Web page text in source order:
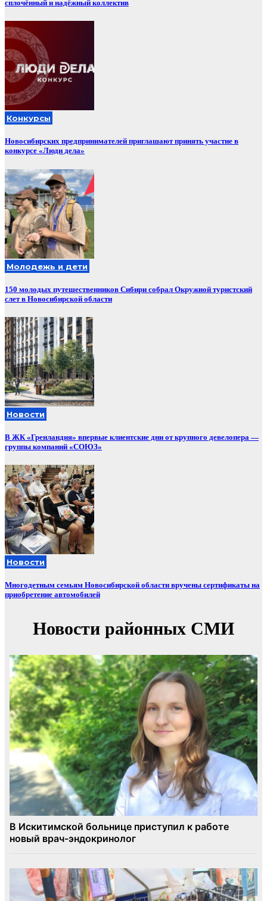
сплочённый и надёжный коллектив
Конкурсы
Новосибирских предпринимателей приглашают принять участие в
конкурсе «Люди дела»
Молодежь и дети
150 молодых путешественников Сибири собрал Окружной туристский
слет в Новосибирской области
Новости
В ЖК «Гренландия» впервые клиентские дни от крупного девелопера —
группы компаний «СОЮЗ»
Новости
Многодетным семьям Новосибирской области вручены сертификаты на
приобретение автомобилей